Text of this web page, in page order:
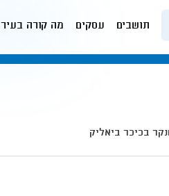
תושבים עסקים מה קורה בעיר
בכיכר ביאליק